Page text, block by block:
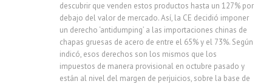
descubrir que venden estos productos hasta un 127% por
debajo del valor de mercado. Así, la CE decidió imponer
un derecho ‘antidumping’ a las importaciones chinas de
chapas gruesas de acero de entre el 65% y el 73%. Según
indicó, esos derechos son los mismos que los
impuestos de manera provisional en octubre pasado y
están al nivel del margen de perjuicios, sobre la base de